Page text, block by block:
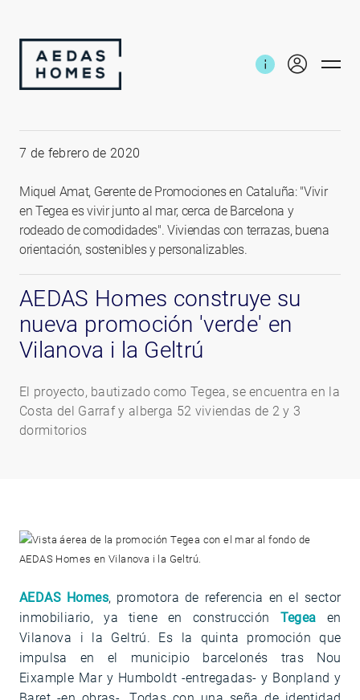
7 de febrero de 2020
Miquel Amat, Gerente de Promociones en Cataluña: "Vivir
en Tegea es vivir junto al mar, cerca de Barcelona y
rodeado de comodidades". Viviendas con terrazas, buena
orientación, sostenibles y personalizables.
AEDAS Homes construye su
nueva promoción 'verde' en
Vilanova i la Geltrú
El proyecto, bautizado como Tegea, se encuentra en la
Costa del Garraf y alberga 52 viviendas de 2 y 3
dormitorios
AEDAS Homes, promotora de referencia en el sector
inmobiliario, ya tiene en construcción Tegea en
Vilanova i la Geltrú. Es la quinta promoción que
impulsa en el municipio barcelonés tras Nou
Eixample Mar y Humboldt -entregadas- y Bonpland y